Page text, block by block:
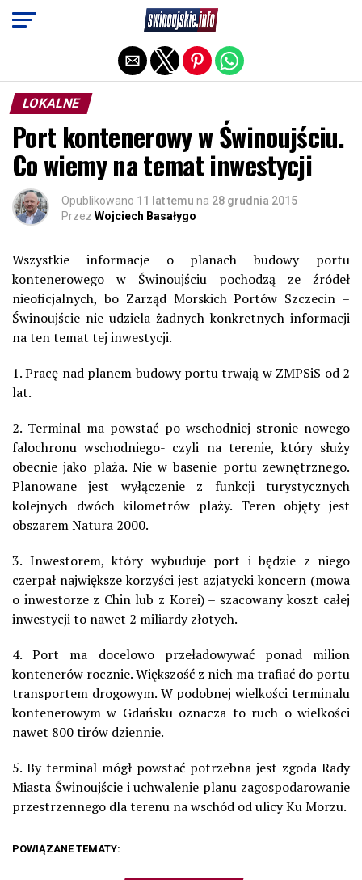
LOKALNE
Port kontenerowy w Świnoujściu.
Co wiemy na temat inwestycji
Opublikowano 11 lat temu na 28 grudnia 2015
Przez Wojciech Basałygo
Wszystkie informacje o planach budowy portu
kontenerowego w Świnoujściu pochodzą ze źródeł
nieoficjalnych, bo Zarząd Morskich Portów Szczecin –
Świnoujście nie udziela żadnych konkretnych informacji
na ten temat tej inwestycji.
1. Pracę nad planem budowy portu trwają w ZMPSiS od 2
lat.
2. Terminal ma powstać po wschodniej stronie nowego
falochronu wschodniego- czyli na terenie, który służy
obecnie jako plaża. Nie w basenie portu zewnętrznego.
Planowane jest wyłączenie z funkcji turystycznych
kolejnych dwóch kilometrów plaży. Teren objęty jest
obszarem Natura 2000.
3. Inwestorem, który wybuduje port i będzie z niego
czerpał największe korzyści jest azjatycki koncern (mowa
o inwestorze z Chin lub z Korei) – szacowany koszt całej
inwestycji to nawet 2 miliardy złotych.
4. Port ma docelowo przeładowywać ponad milion
kontenerów rocznie. Większość z nich ma trafiać do portu
transportem drogowym. W podobnej wielkości terminalu
kontenerowym w Gdańsku oznacza to ruch o wielkości
nawet 800 tirów dziennie.
5. By terminal mógł powstać potrzebna jest zgoda Rady
Miasta Świnoujście i uchwalenie planu zagospodarowanie
przestrzennego dla terenu na wschód od ulicy Ku Morzu.
POWIĄZANE TEMATY:
Exit mobile version